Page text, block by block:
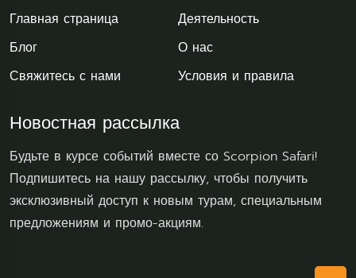
Главная страница
Деятельность
Блог
О нас
Свяжитесь с нами
Условия и правила
Новостная рассылка
Будьте в курсе событий вместе со Scorpion Safari!
Подпишитесь на нашу рассылку, чтобы получить
эксклюзивный доступ к новым турам, специальным
предложениям и промо-акциям.